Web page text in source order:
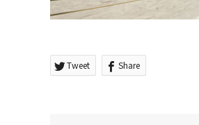
Tweet Share